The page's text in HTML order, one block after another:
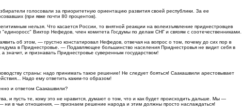
голосовали за приоритетную ориентацию развития своей республики. За ее
(при явке почти 80 процентов).
нельзя. Что касается России, то внятной реакции на волеизъявление приднестровцев
Виктор Нефедов, член комитета Госдумы по делам СНГ и связям с соотечественниками.
об этом, — грустно констатировал Нефедов, отвечая на вопрос о том, почему до сих пор в
в Приднестровье. — Подавляющее большинство населения Приднестровья не видит себя в
и признавать Приднестровье суверенным государством!
страны: надо принимать такое решение! Не следует бояться! Саакашвили арестовывает
Надо ему ответить каким-то образом!
и ответом Саакашвили?
и пусть те, кому это не нравится, думают о том, что и как будет происходить дальше. Мы —
ни в чьи отношения, — признаем решение народа и этим должны просто наслаждаться!